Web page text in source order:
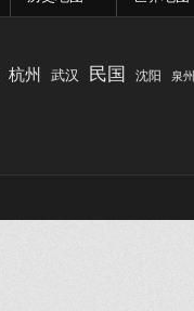
杭州 武汉 民国 沈阳 泉州